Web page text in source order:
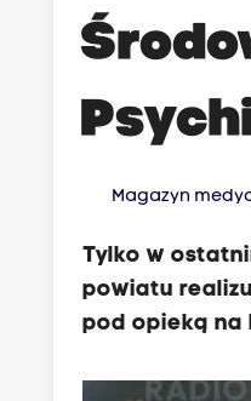
Magazyn
Tylko w
powiatu
pod opieką na